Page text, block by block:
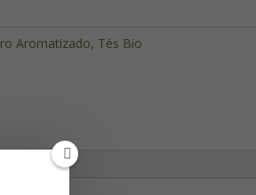
Aromatizado, Tés Bio